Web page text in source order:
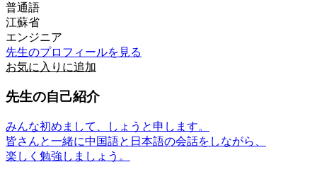
普通語
江蘇省
エンジニア
先生のプロフィールを見る
お気に入りに追加
先生の自己紹介
みんな初めまして、しょうと申します。
皆さんと一緒に中国語と日本語の会話をしながら、
楽しく勉強しましょう。